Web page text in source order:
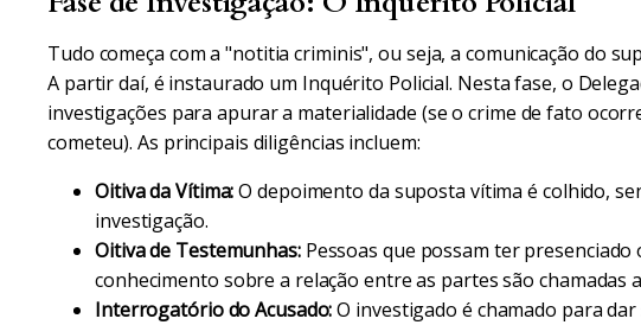
Tudo começa com a "notitia criminis", ou seja, a comunicação do
A partir daí, é instaurado um Inquérito Policial. Nesta fase, o
investigações para apurar a materialidade (se o crime de fato
cometeu). As principais diligências incluem:
Oitiva da Vítima:O depoimento da suposta vítima é colhido,
investigação.
Oitiva de Testemunhas:Pessoas que possam ter
conhecimento sobre a relação entre as partes são chamadas
Interrogatório do Acusado:O investigado é chamado para